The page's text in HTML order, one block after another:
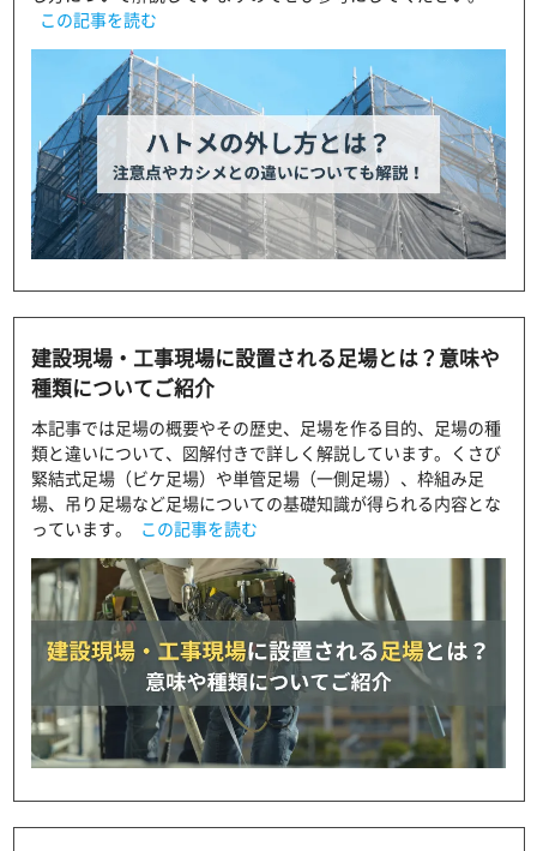
この記事を読む
建設現場・工事現場に設置される足場とは？意味や
種類についてご紹介
本記事では足場の概要やその歴史、足場を作る目的、足場の種
類と違いについて、図解付きで詳しく解説しています。くさび
緊結式足場（ビケ足場）や単管足場（一側足場）、枠組み足
場、吊り足場など足場についての基礎知識が得られる内容とな
っています。
この記事を読む